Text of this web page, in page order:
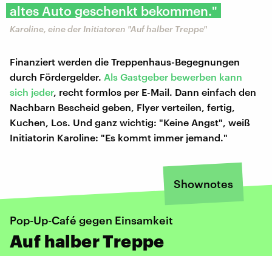
altes Auto geschenkt bekommen."
Karoline, eine der Initiatoren "Auf halber Treppe"
Finanziert werden die Treppenhaus-Begegnungen
durch Fördergelder. Als Gastgeber bewerben kann
sich jeder, recht formlos per E-Mail. Dann einfach den
Nachbarn Bescheid geben, Flyer verteilen, fertig,
Kuchen, Los. Und ganz wichtig: "Keine Angst", weiß
Initiatorin Karoline: "Es kommt immer jemand."
Shownotes
Pop-Up-Café gegen Einsamkeit
Auf halber Treppe